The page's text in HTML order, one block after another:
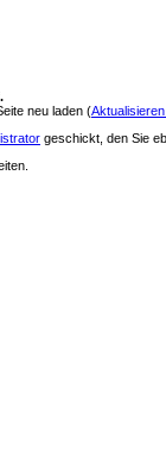
neu laden (
geschickt, den Sie